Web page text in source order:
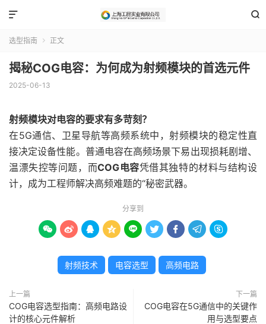


选型指南  正文
揭秘COG电容：为何成为射频模块的首选元件
2025-06-13
射频模块对电容的要求有多苛刻？
在5G通信、卫星导航等高频系统中，射频模块的稳定性直
接决定设备性能。普通电容在高频场景下易出现损耗剧增、
温漂失控等问题，而COG电容凭借其独特的材料与结构设
计，成为工程师解决高频难题的“秘密武器。
分享到
        
射频技术 电容选型 高频电路
上一篇
COG电容选型指南：高频电路设
计的核心元件解析
下一篇
COG电容在5G通信中的关键作
用与选型要点